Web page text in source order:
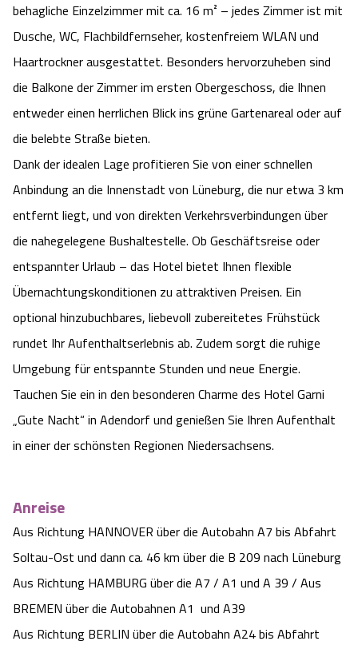
Veranstaltungen
Unterkünfte
Ausflugsziele
behagliche Einzelzimmer mit ca. 16 m² – jedes Zimmer ist mit
Dusche, WC, Flachbildfernseher, kostenfreiem WLAN und
Haartrockner ausgestattet. Besonders hervorzuheben sind
die Balkone der Zimmer im ersten Obergeschoss, die Ihnen
entweder einen herrlichen Blick ins grüne Gartenareal oder auf
die belebte Straße bieten.
Dank der idealen Lage profitieren Sie von einer schnellen
Anbindung an die Innenstadt von Lüneburg, die nur etwa 3 km
entfernt liegt, und von direkten Verkehrsverbindungen über
die nahegelegene Bushaltestelle. Ob Geschäftsreise oder
entspannter Urlaub – das Hotel bietet Ihnen flexible
Übernachtungskonditionen zu attraktiven Preisen. Ein
optional hinzubuchbares, liebevoll zubereitetes Frühstück
rundet Ihr Aufenthaltserlebnis ab. Zudem sorgt die ruhige
Umgebung für entspannte Stunden und neue Energie.
Tauchen Sie ein in den besonderen Charme des Hotel Garni
„Gute Nacht“ in Adendorf und genießen Sie Ihren Aufenthalt
in einer der schönsten Regionen Niedersachsens.
Anreise
Aus Richtung HANNOVER über die Autobahn A7 bis Abfahrt
Soltau-Ost und dann ca. 46 km über die B 209 nach Lüneburg
Aus Richtung HAMBURG über die A7 / A1 und A 39 / Aus
BREMEN über die Autobahnen A1  und A39
Aus Richtung BERLIN über die Autobahn A24 bis Abfahrt